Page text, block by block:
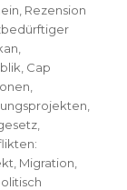
Rezension
Cap
Migration